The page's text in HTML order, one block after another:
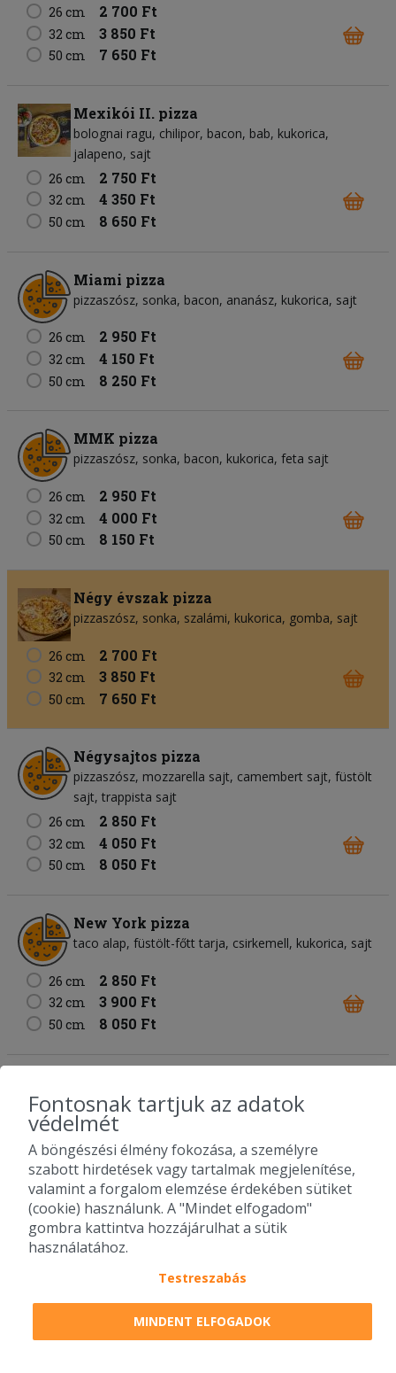
26 cm
2 700 Ft
32 cm 3 850 Ft
50 cm 7 650 Ft
Mexikói II. pizza
bolognai ragu chilipor bacon bab kukorica
jalapeno sajt
26 cm
2 750 Ft
32 cm 4 350 Ft
50 cm 8 650 Ft
Miami pizza
pizzaszósz sonka bacon ananász kukorica sajt
26 cm 2 950 Ft
32 cm 4 150 Ft
50 cm 8 250 Ft
MMK pizza
pizzaszósz sonka bacon kukorica feta sajt
26 cm 2 950 Ft
32 cm 4 000 Ft
50 cm 8 150 Ft
Négy évszak pizza
pizzaszósz sonka szalámi kukorica gomba sajt
26 cm 2 700 Ft
32 cm 3 850 Ft
50 cm 7 650 Ft
Négysajtos pizza
pizzaszósz mozzarella sajt camembert sajt füstölt
sajt trappista sajt
26 cm
2 850 Ft
32 cm 4 050 Ft
50 cm 8 050 Ft
New York pizza
taco alap füstölt-főtt tarja csirkemell kukorica sajt
26 cm 2 850 Ft
32 cm 3 900 Ft
50 cm 8 050 Ft
cheddar sajtos alap mozzarella sajt camembert
sajt füstölt sajt
trappista sajt
26 cm
3 450 Ft
32 cm 4 650 Ft
50 cm 9 050 Ft
Paraj pizza
Fontosnak tartjuk az adatok
védelmét
A böngészési élmény fokozása, a személyre
szabott hirdetések vagy tartalmak megjelenítése,
valamint a forgalom elemzése érdekében sütiket
(cookie) használunk. A "Mindet elfogadom"
gombra kattintva hozzájárulhat a sütik
használatához.
Testreszabás
MINDENT ELFOGADOK